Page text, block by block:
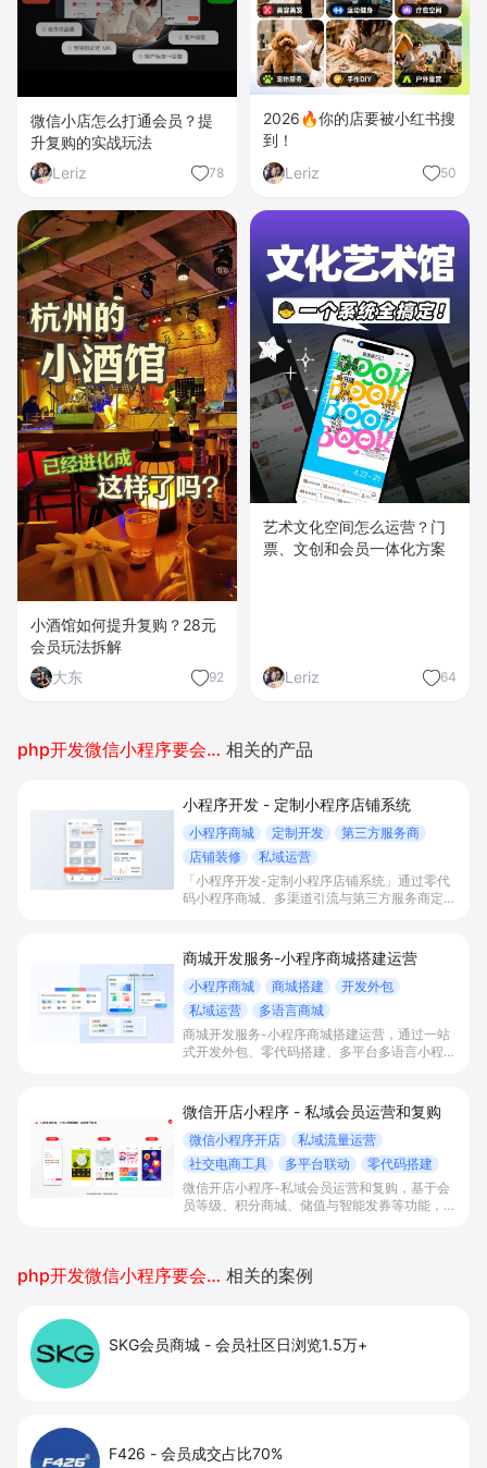
微信小店怎么打通会员？提
升复购的实战玩法
Leriz
78
2026🔥你的店要被小红书搜
到！
Leriz
50
小酒馆如何提升复购？28元
会员玩法拆解
大东
92
艺术文化空间怎么运营？门
票、文创和会员一体化方案
Leriz 64
php开发微信小程序要会什么 相关的产品
小程序开发 - 定制小程序店铺系统
小程序商城 定制开发
第三方服务商
店铺装修
私域运营
「小程序开发-定制小程序店铺系统」通过零代
码小程序商城、多渠道引流与第三方服务商定制
私域运营场景，提升获客与复购，实现线上生意
增长。
商城开发服务-小程序商城搭建运营
小程序商城 商城搭建
开发外包
私域运营
多语言商城
商城开发服务-小程序商城搭建运营，通过一站
式开发外包、零代码搭建、多平台多语言小程序
实现低成本获客、提升复购与业绩增长。
微信开店小程序 - 私域会员运营和复购
微信小程序开店
私域流量运营
社交电商工具
多平台联动
零代码搭建
微信开店小程序-私域会员运营和复购，基于会
员等级、积分商城、储值与智能发券等功能，将
php开发微信小程序要会什么 相关的案例
SKG会员商城 - 会员社区日浏览1.5万+
F426 - 会员成交占比70%